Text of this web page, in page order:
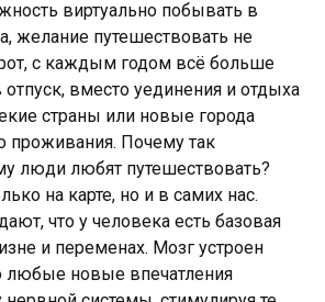
виртуально побывать в
желание путешествовать не
с каждым годом всё больше
вместо уединения и отдыха
страны или новые города
проживания. Почему так
люди любят путешествовать?
на карте, но и в самих нас.
что у человека есть базовая
и переменах. Мозг устроен
любые новые впечатления